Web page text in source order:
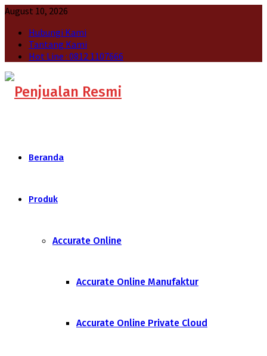
August 10, 2026
Hubungi Kami
Tantang Kami
Hot Line : 0812 1107666
Beranda
Produk
Accurate Online
Accurate Online Manufaktur
Accurate Online Private Cloud